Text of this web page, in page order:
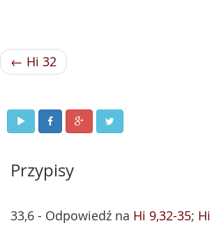
← Hi 32
Przypisy
33,6 - Odpowiedź na Hi 9,32-35;